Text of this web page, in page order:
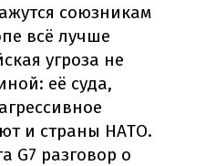
союзникам
всё лучше
угроза не
её суда,
и страны НАТО.
G7 разговор о